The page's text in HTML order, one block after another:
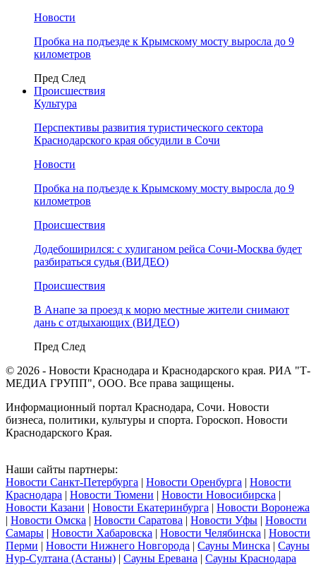
Новости
Пробка на подъезде к Крымскому мосту выросла до 9
километров
Пред След
Происшествия
Культура
Перспективы развития туристического сектора
Краснодарского края обсудили в Сочи
Новости
Пробка на подъезде к Крымскому мосту выросла до 9
километров
Происшествия
Додебоширился: с хулиганом рейса Сочи-Москва будет
разбираться судья (ВИДЕО)
Происшествия
В Анапе за проезд к морю местные жители снимают
дань с отдыхающих (ВИДЕО)
Пред След
© 2026 - Новости Краснодара и Краснодарского края. РИА "Т-
МЕДИА ГРУПП", ООО. Все права защищены.
Информационный портал Краснодара, Сочи. Новости
бизнеса, политики, культуры и спорта. Гороскоп. Новости
Краснодарского Края.
Наши сайты партнеры:
Новости Санкт-Петербурга | Новости Оренбурга | Новости
Краснодара | Новости Тюмени | Новости Новосибирска |
Новости Казани | Новости Екатеринбурга | Новости Воронежа
| Новости Омска | Новости Саратова | Новости Уфы | Новости
Самары | Новости Хабаровска | Новости Челябинска | Новости
Перми | Новости Нижнего Новгорода | Сауны Минска | Сауны
Нур-Султана (Астаны) | Сауны Еревана | Сауны Краснодара